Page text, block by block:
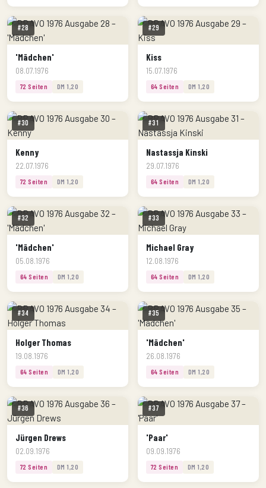
#28
'Mädchen'
08.07.1976
72 Seiten DM 1,20
#29
Kiss
15.07.1976
64 Seiten DM 1,20
#30
Kenny
22.07.1976
72 Seiten DM 1,20
#31
Nastassja Kinski
29.07.1976
64 Seiten DM 1,20
#32
'Mädchen'
05.08.1976
64 Seiten DM 1,20
#33
Michael Gray
12.08.1976
64 Seiten DM 1,20
#34
Holger Thomas
19.08.1976
64 Seiten DM 1,20
#35
'Mädchen'
26.08.1976
64 Seiten DM 1,20
#36
Jürgen Drews
02.09.1976
72 Seiten DM 1,20
#37
'Paar'
09.09.1976
72 Seiten DM 1,20